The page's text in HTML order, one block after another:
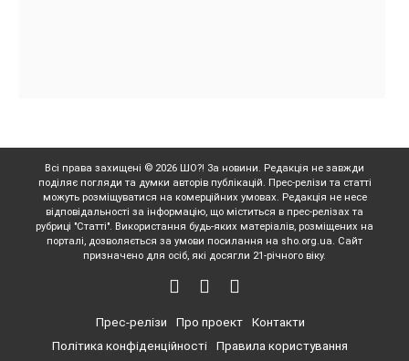
Всі права захищені © 2026 ШО?! За новини. Редакція не завжди
поділяє погляди та думки авторів публікацій. Прес-релізи та статті
можуть розміщуватися на комерційних умовах. Редакція не несе
відповідальності за інформацію, що міститься в прес-релізах та
рубриці "Статті". Використання будь-яких матеріалів, розміщених на
порталі, дозволяється за умови посилання на sho.org.ua. Сайт
призначено для осіб, які досягли 21-річного віку.
Прес-релізи Про проект
Контакти
Політика конфіденційності
Правила користування